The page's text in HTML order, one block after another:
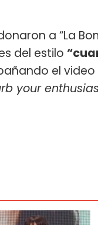
a “La
del estilo
el video
your